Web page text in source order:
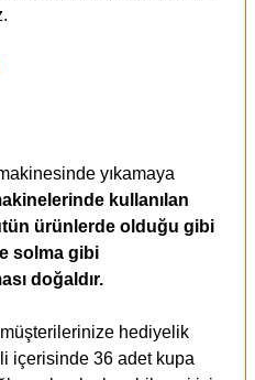
yıkamaya
kullanılan
ürünlerde olduğu gibi
solma gibi
doğaldır.
müşterilerinize hediyelik
içerisinde 36 adet kupa